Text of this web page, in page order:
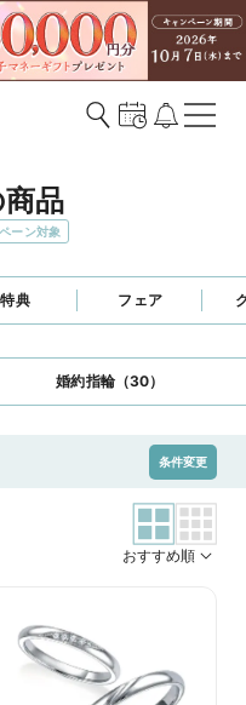
品
ーン対象
特典 フェア
婚約指輪（30）
条件変更
おすすめ順